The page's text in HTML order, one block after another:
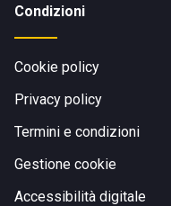
Condizioni
Cookie policy
Privacy policy
Termini e condizioni
Gestione cookie
Accessibilità digitale